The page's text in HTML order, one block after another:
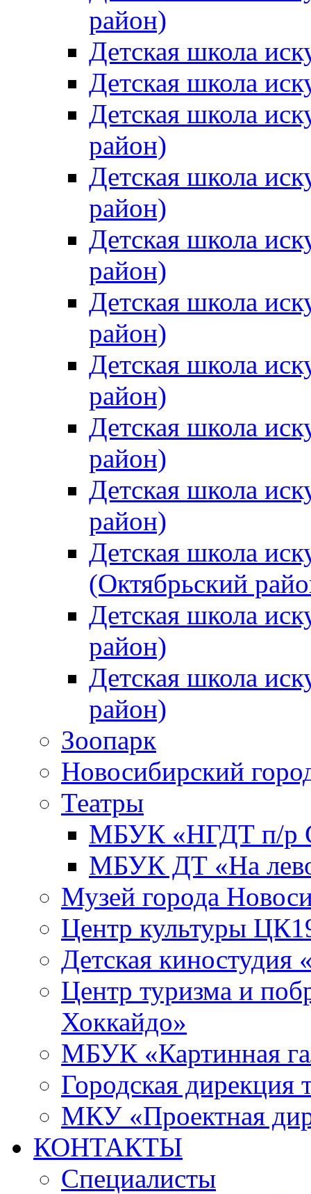
район)
Детская школа
Детская школа
Детская школа
район)
Детская школа
район)
Детская школа
район)
Детская школа
район)
Детская школа
район)
Детская школа
район)
Детская школа
район)
Детская школа
(Октябрьский
Детская школа
район)
Детская школа
район)
Зоопарк
Новосибирский
Театры
МБУК «НГДТ п/р
МБУК ДТ «На
Музей города
Центр культуры
Детская киностудия
Центр туризма и
Хоккайдо»
МБУК «Картинная
Городская дирекция
МКУ «Проектная
КОНТАКТЫ
Специалисты